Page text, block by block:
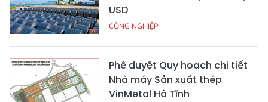
USD
CÔNG NGHIỆP
Phê duyệt Quy hoạch chi tiết
Nhà máy Sản xuất thép
VinMetal Hà Tĩnh